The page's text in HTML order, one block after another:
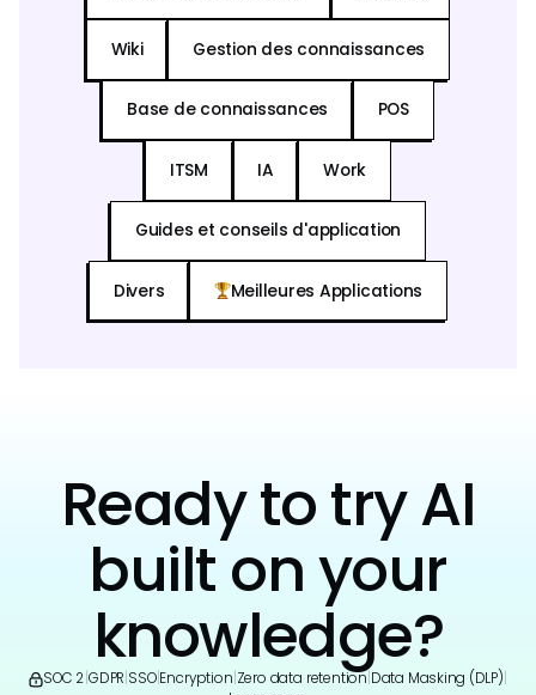
Wiki Gestion des connaissances
Base de connaissances POS
ITSM IA Work
Guides et conseils d'application
Divers Meilleures Applications
Ready to try AI
built on your
knowledge?
SOC 2 GDPR SSO|Encryption Zero data retention Data Masking (DLP)